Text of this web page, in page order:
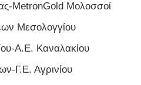
MetronGold Μολοσσοί
Μεσολογγίου
Α.Ε. Καναλακίου
Γ.Ε. Αγρινίου